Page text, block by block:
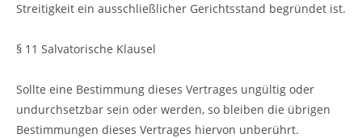
Streitigkeit ein ausschließlicher Gerichtsstand begründet ist.
§ 11 Salvatorische Klausel
Sollte eine Bestimmung dieses Vertrages ungültig oder
undurchsetzbar sein oder werden, so bleiben die übrigen
Bestimmungen dieses Vertrages hiervon unberührt.